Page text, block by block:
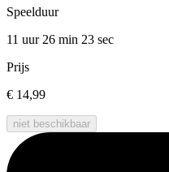
Speelduur
11 uur 26 min 23 sec
Prijs
€ 14,99
niet beschikbaar